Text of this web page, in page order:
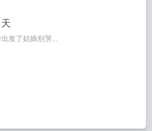
发了姑娘别哭...